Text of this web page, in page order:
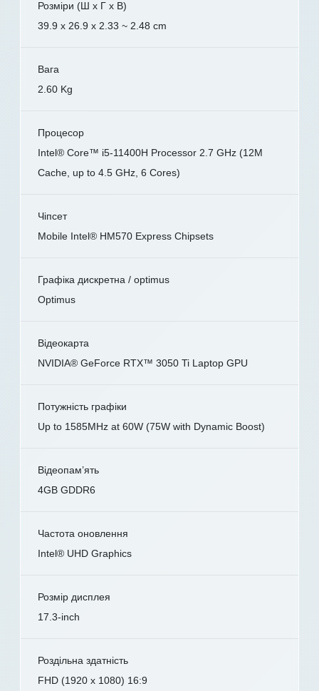
Розміри (Ш x Г x В)
39.9 x 26.9 x 2.33 ~ 2.48 cm
Вага
2.60 Kg
Процесор
Intel® Core™ i5-11400H Processor 2.7 GHz (12M
Cache, up to 4.5 GHz, 6 Cores)
Чіпсет
Mobile Intel® HM570 Express Chipsets
Графіка дискретна / optimus
Optimus
Відеокарта
NVIDIA® GeForce RTX™ 3050 Ti Laptop GPU
Потужність графіки
Up to 1585MHz at 60W (75W with Dynamic Boost)
Відеопам’ять
4GB GDDR6
Частота оновлення
Intel® UHD Graphics
Розмір дисплея
17.3-inch
Роздільна здатність
FHD (1920 x 1080) 16:9